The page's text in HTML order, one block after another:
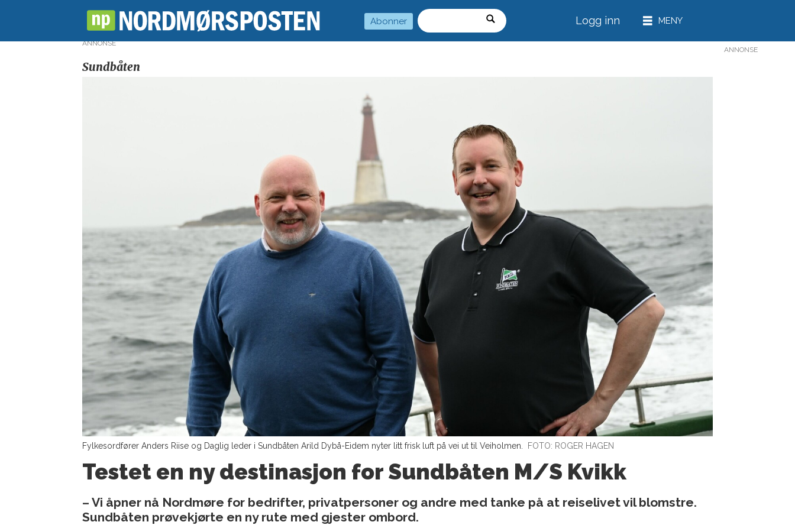
Abonner
Søk
Logg inn
ANNONSE
Sundbåten
Fylkesordfører Anders Riise og Daglig leder i Sundbåten Arild Dybå-Eidem nyter litt frisk luft på vei ut til Veiholmen. FOTO: ROGER HAGEN
Testet en ny destinasjon for Sundbåten M/S Kvikk
– Vi åpner nå Nordmøre for bedrifter, privatpersoner og andre med tanke på at reiselivet vil blomstre.
Sundbåten prøvekjørte en ny rute med gjester ombord.
ANNONSE